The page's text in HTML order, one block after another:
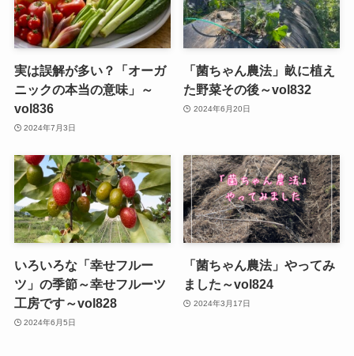
実は誤解が多い？「オーガ
ニックの本当の意味」～
vol836
2024年7月3日
「菌ちゃん農法」畝に植え
た野菜その後～vol832
2024年6月20日
いろいろな「幸せフルー
ツ」の季節～幸せフルーツ
工房です～vol828
2024年6月5日
「菌ちゃん農法」やってみ
ました～vol824
2024年3月17日